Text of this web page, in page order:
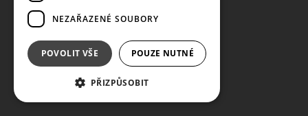
NEZAŘAZENÉ SOUBORY
POVOLIT VŠE POUZE NUTNÉ
PŘIZPŮSOBIT